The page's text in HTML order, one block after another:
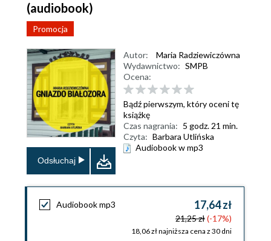
(audiobook)
Promocja
Odsłuchaj
Autor:
Maria Radziewiczówna
Wydawnictwo: SMPB
Ocena:
Bądź pierwszym, który oceni tę
książkę
Czas nagrania: 5 godz. 21 min.
Czyta: Barbara Utlińska
Audiobook w mp3
Audiobook mp3 17,64 zł
21,25 zł(-17%)
18,06 zł najniższa cena z 30 dni